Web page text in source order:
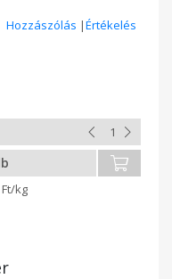
Hozzászólás |Értékelés
kg